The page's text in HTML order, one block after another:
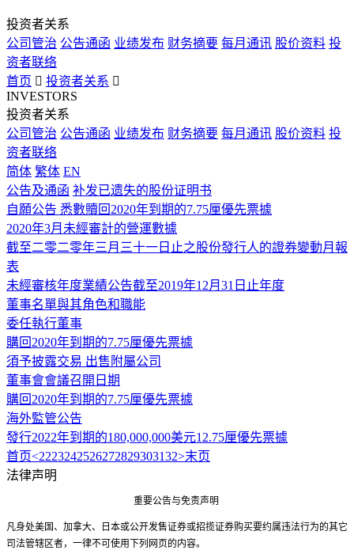
投资者关系
公司管治 公告通函 业绩发布 财务摘要 每月通讯 股价资料 投
资者联络
首页  投资者关系 
INVESTORS
投资者关系
公司管治 公告通函 业绩发布 财务摘要 每月通讯 股价资料 投
资者联络
简体 繁体 EN
公告及通函 补发已遗失的股份证明书
自願公告 悉數贖回2020年到期的7.75厘優先票據
2020年3月未經審計的營運數據
截至二零二零年三月三十一日止之股份發行人的證券變動月報
表
未經審核年度業績公告截至2019年12月31日止年度
董事名單與其角色和職能
委任執行董事
購回2020年到期的7.75厘優先票據
須予披露交易 出售附屬公司
董事會會議召開日期
購回2020年到期的7.75厘優先票據
海外監管公告
發行2022年到期的180,000,000美元12.75厘優先票據
首页<2223242526272829303132>末页
法律声明
重要公告与免责声明
凡身处美国、加拿大、日本或公开发售证券或招揽证券购买要约属违法行为的其它
司法管辖区者，一律不可使用下列网页的内容。